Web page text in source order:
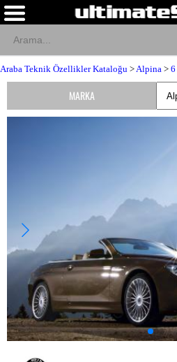
Araba Teknik Özellikler Kataloğu >Alpina > 6
MARKA